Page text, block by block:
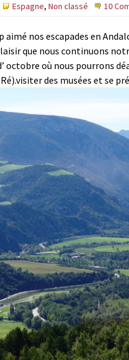
Espagne, Non classé 10
aimé nos escapades en
que nous continuons
octobre où nous pourrons
des musées et se